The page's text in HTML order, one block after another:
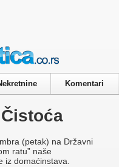
Komentari
(petak) na Državni
ratu” naše
iz domaćinstava.
Policy